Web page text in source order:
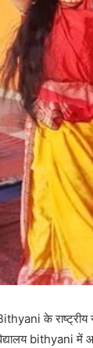
के राष्ट्रीय
bithyani में